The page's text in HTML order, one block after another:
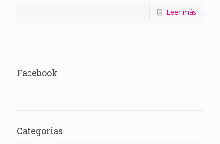
Leer más
Facebook
Categorias